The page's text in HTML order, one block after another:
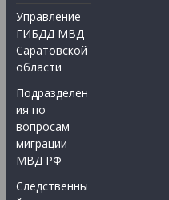
Управление
ГИБДД МВД
Саратовской
области
Подразделен
ия по
вопросам
миграции
МВД РФ
Следственны